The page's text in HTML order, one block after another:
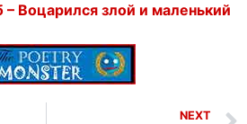
Воцарился злой и маленький
NEXT